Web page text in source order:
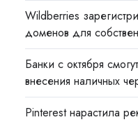
Wildberries
доменов для
Банки с октября
внесения наличных
Pinterest нарастила